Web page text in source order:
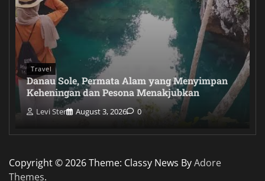
Travel
Danau Sole, Permata Alam yang Menyimpan
Keheningan dan Pesona Menakjubkan
Levi Ster August 3, 2026 0
Copyright © 2026Theme: Classy News ByAdore
Themes.